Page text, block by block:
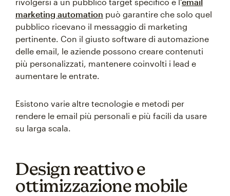
marketing automation può garantire che solo quel
pubblico ricevano il messaggio di marketing
pertinente. Con il giusto software di automazione
delle email, le aziende possono creare contenuti
più personalizzati, mantenere coinvolti i lead e
aumentare le entrate.
Esistono varie altre tecnologie e metodi per
rendere le email più personali e più facili da usare
su larga scala.
Design reattivo e
ottimizzazione mobile